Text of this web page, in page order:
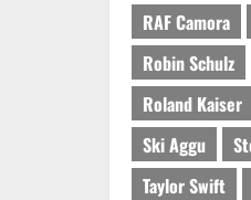
RAF Camora
Robin Schulz
Roland Kaiser
Ski Aggu
Taylor Swift